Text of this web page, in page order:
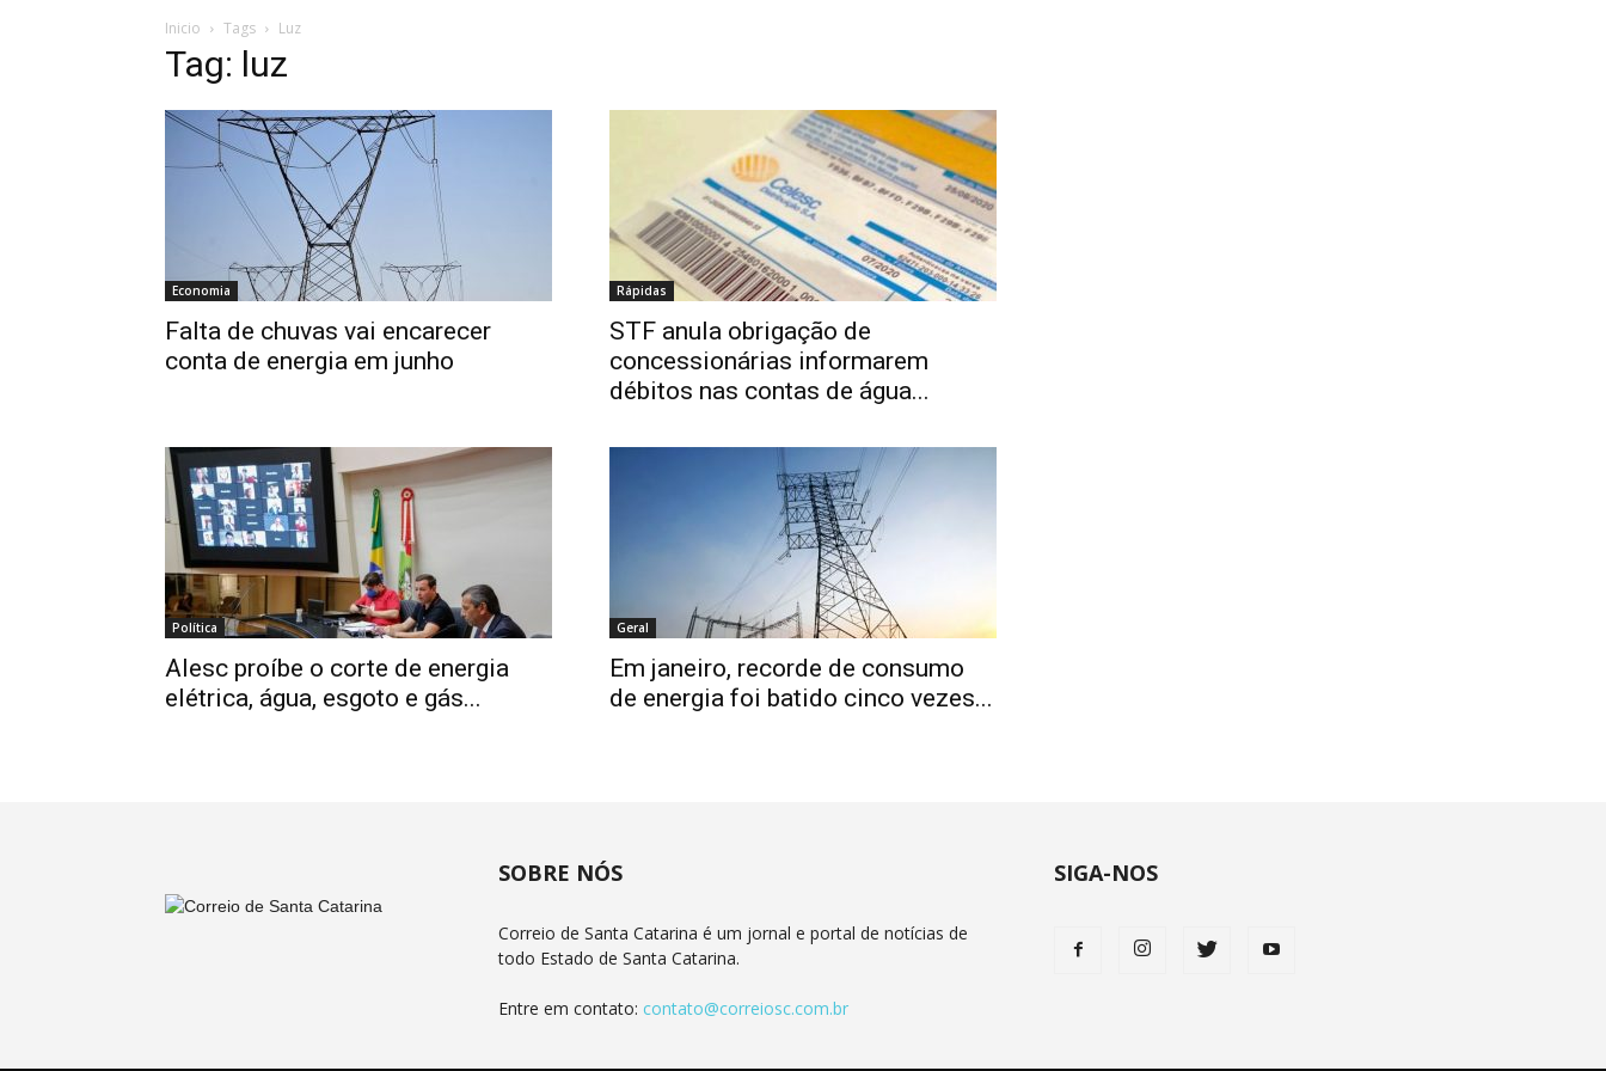
Inicio Tags Luz
Tag: luz
Economia
Falta de chuvas vai encarecer
conta de energia em junho
Rápidas
STF anula obrigação de
concessionárias informarem
débitos nas contas de água...
Política
Alesc proíbe o corte de energia
elétrica, água, esgoto e gás...
Geral
Em janeiro, recorde de consumo
de energia foi batido cinco vezes...
SOBRE NÓS
Correio de Santa Catarina é um jornal e portal de notícias de
todo Estado de Santa Catarina.
Entre em contato: contato@correiosc.com.br
SIGA-NOS